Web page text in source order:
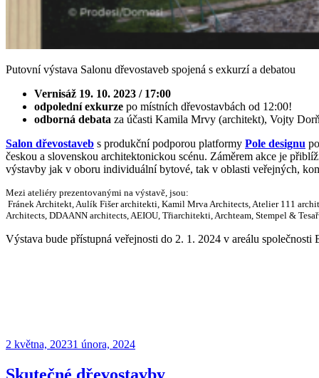
Putovní výstava Salonu dřevostaveb spojená s exkurzí a debatou
Vernisáž 19. 10. 2023 / 17:00
odpolední exkurze po místních dřevostavbách od 12:00!
odborná debata za účasti Kamila Mrvy (architekt), Vojty
Salon dřevostaveb s produkční podporou platformy Pole designu
českou a slovenskou architektonickou scénu. Záměrem akce je
výstavby jak v oboru individuální bytové, tak v oblasti veřejných,
Mezi ateliéry prezentovanými na výstavě, jsou:
Fránek Architekt, Aulík Fišer architekti, Kamil Mrva Architects, Atelier 111
Architects, DDAANN architects, AEIOU, Třiarchitekti, Archteam, Stempel &
Výstava bude přístupná veřejnosti do 2. 1. 2024 v areálu
Publikováno
2 května, 20231 února, 2024